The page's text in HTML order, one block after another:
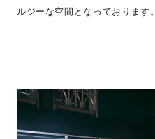
ルジーな空間となっております。